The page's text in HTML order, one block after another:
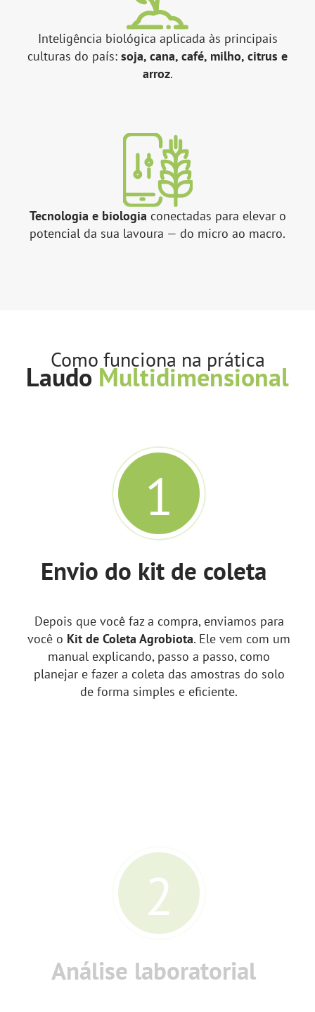
Inteligência biológica aplicada às principais
culturas do país: soja, cana, café, milho, citrus e
arroz.
Tecnologia e biologia conectadas para elevar o
potencial da sua lavoura — do micro ao macro.
Como funciona na prática
LaudoMultidimensional
1
Envio do kit de coleta
Depois que você faz a compra, enviamos para
você o Kit de Coleta Agrobiota. Ele vem com um
manual explicando, passo a passo, como
planejar e fazer a coleta das amostras do solo
de forma simples e eficiente.
2
Análise laboratorial